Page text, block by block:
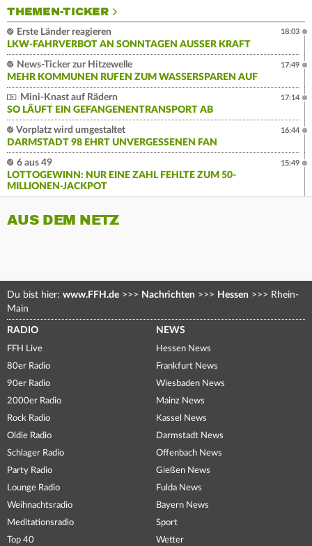
THEMEN-TICKER
Erste Länder reagieren
LKW-FAHRVERBOT AN SONNTAGEN AUSSER KRAFT
18:03
News-Ticker zur Hitzewelle
MEHR KOMMUNEN RUFEN ZUM WASSERSPAREN AUF
17:49
Mini-Knast auf Rädern
SO LÄUFT EIN GEFANGENENTRANSPORT AB
17:14
Vorplatz wird umgestaltet
DARMSTADT 98 EHRT UNVERGESSENEN FAN
16:44
6 aus 49
LOTTOGEWINN: NUR EINE ZAHL FEHLTE ZUM 50-
MILLIONEN-JACKPOT
15:49
AUS DEM NETZ
Du bist hier: www.FFH.de >>> Nachrichten >>> Hessen >>> Rhein-
Main
RADIO
FFH Live
80er Radio
90er Radio
2000er Radio
Rock Radio
Oldie Radio
Schlager Radio
Party Radio
Lounge Radio
Weihnachtsradio
Meditationsradio
Top 40
NEWS
Hessen News
Frankfurt News
Wiesbaden News
Mainz News
Kassel News
Darmstadt News
Offenbach News
Gießen News
Fulda News
Bayern News
Sport
Wetter